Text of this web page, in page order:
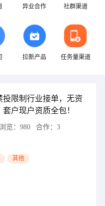
异业合作 社群渠道
拉新产品 任务量渠道
限制行业接单，无资
户现户资质全包！
览： 980 合作： 3
其他